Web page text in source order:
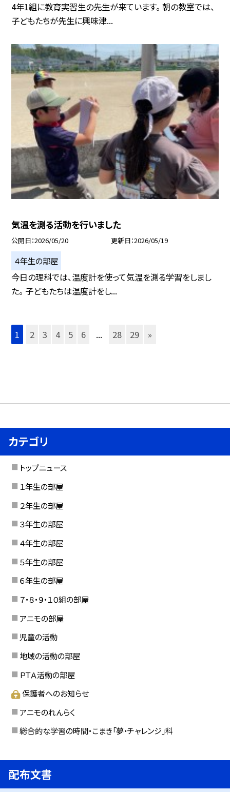
4年1組に教育実習生の先生が来ています。 朝の教室では、
子どもたちが先生に興味津...
気温を測る活動を行いました
公開日 2026/05/20 更新日 2026/05/19
４年生の部屋
今日の理科では、温度計を使って気温を測る学習をしまし
た。 子どもたちは温度計をし...
1 2 3 4 5 6 ... 28 29 »
カテゴリ
トップニュース
１年生の部屋
２年生の部屋
３年生の部屋
４年生の部屋
５年生の部屋
６年生の部屋
７・８・９・１０組の部屋
アニモの部屋
児童の活動
地域の活動の部屋
ＰＴＡ活動の部屋
保護者へのお知らせ
アニモのれんらく
総合的な学習の時間・こまき「夢・チャレンジ」科
配布文書